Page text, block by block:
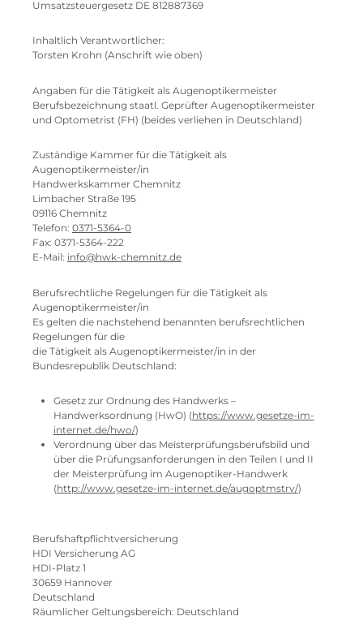
Umsatzsteuergesetz DE 812887369
Inhaltlich Verantwortlicher:
Torsten Krohn (Anschrift wie oben)
Angaben für die Tätigkeit als Augenoptikermeister
Berufsbezeichnung staatl. Geprüfter Augenoptikermeister
und Optometrist (FH) (beides verliehen in Deutschland)
Zuständige Kammer für die Tätigkeit als
Augenoptikermeister/in
Handwerkskammer Chemnitz
Limbacher Straße 195
09116 Chemnitz
Telefon: 0371-5364-0
Fax: 0371-5364-222
E-Mail: info@hwk-chemnitz.de
Berufsrechtliche Regelungen für die Tätigkeit als
Augenoptikermeister/in
Es gelten die nachstehend benannten berufsrechtlichen
Regelungen für die
die Tätigkeit als Augenoptikermeister/in in der
Bundesrepublik Deutschland:
Gesetz zur Ordnung des Handwerks –
Handwerksordnung (HwO) (https://www.gesetze-im-
internet.de/hwo/)
Verordnung über das Meisterprüfungsberufsbild und
über die Prüfungsanforderungen in den Teilen I und II
der Meisterprüfung im Augenoptiker-Handwerk
(http://www.gesetze-im-internet.de/augoptmstrv/)
Berufshaftpflichtversicherung
HDI Versicherung AG
HDI-Platz 1
30659 Hannover
Deutschland
Räumlicher Geltungsbereich: Deutschland